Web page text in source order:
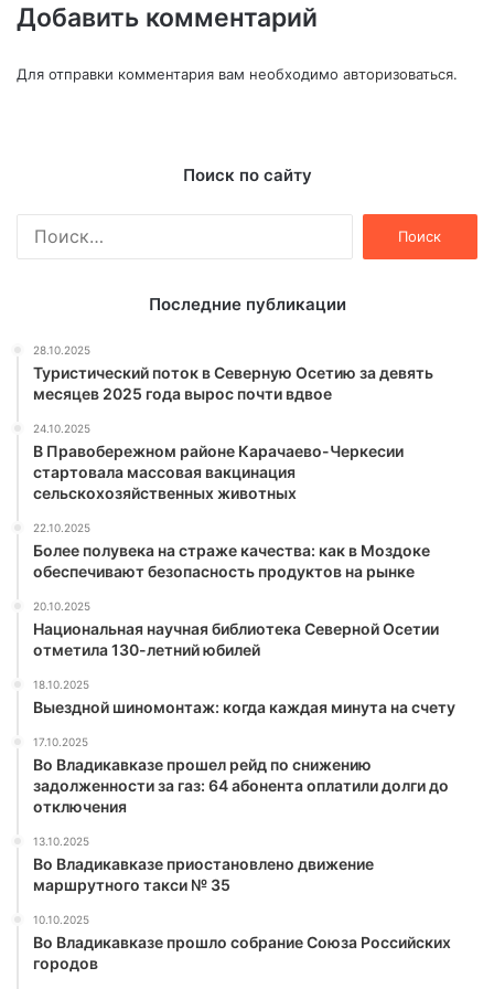
Добавить комментарий
Для отправки комментария вам необходимо авторизоваться.
Поиск по сайту
Последние публикации
28.10.2025
Туристический поток в Северную Осетию за девять
месяцев 2025 года вырос почти вдвое
24.10.2025
В Правобережном районе Карачаево-Черкесии
стартовала массовая вакцинация
сельскохозяйственных животных
22.10.2025
Более полувека на страже качества: как в Моздоке
обеспечивают безопасность продуктов на рынке
20.10.2025
Национальная научная библиотека Северной Осетии
отметила 130-летний юбилей
18.10.2025
Выездной шиномонтаж: когда каждая минута на счету
17.10.2025
Во Владикавказе прошел рейд по снижению
задолженности за газ: 64 абонента оплатили долги до
отключения
13.10.2025
Во Владикавказе приостановлено движение
маршрутного такси № 35
10.10.2025
Во Владикавказе прошло собрание Союза Российских
городов